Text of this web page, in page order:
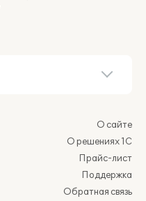
О сайте
О решениях 1С
Прайс-лист
Поддержка
Обратная связь